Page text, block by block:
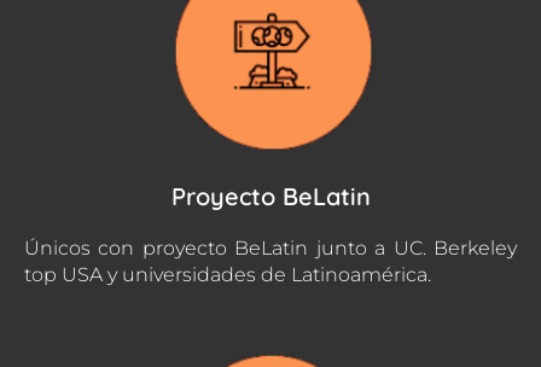
Proyecto BeLatin
Únicos con proyecto BeLatin junto a UC. Berkeley
top USA y universidades de Latinoamérica.